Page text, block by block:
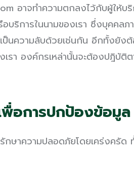
อาจทำความตกลงไว้กับผู้ใ
การในนามของเรา ซึ่งบุคคลภ
นความลับด้วยเช่นกัน อีกทั้งยั
รา องค์กรเหล่านั้นจะต้องปฎิบั
พื่อการปกป้องข้อมูล
กษาความปลอดภัยโดยเคร่งครั